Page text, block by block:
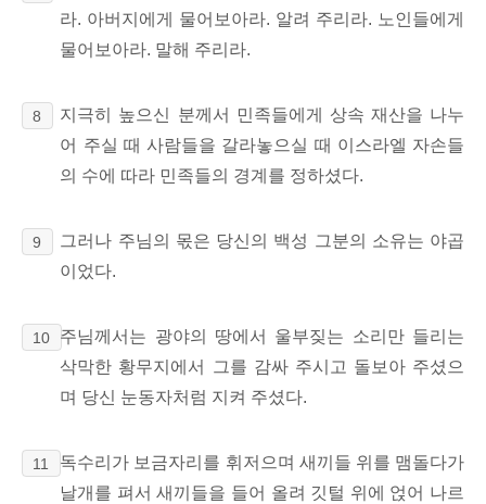
라. 아버지에게 물어보아라. 알려 주리라. 노인들에게
물어보아라. 말해 주리라.
8
지극히 높으신 분께서 민족들에게 상속 재산을 나누
어 주실 때 사람들을 갈라놓으실 때 이스라엘 자손들
의 수에 따라 민족들의 경계를 정하셨다.
9
그러나 주님의 몫은 당신의 백성 그분의 소유는 야곱
이었다.
10
주님께서는 광야의 땅에서 울부짖는 소리만 들리는
삭막한 황무지에서 그를 감싸 주시고 돌보아 주셨으
며 당신 눈동자처럼 지켜 주셨다.
11
독수리가 보금자리를 휘저으며 새끼들 위를 맴돌다가
날개를 펴서 새끼들을 들어 올려 깃털 위에 얹어 나르